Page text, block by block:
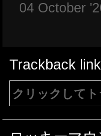
04 October
Trackback
クリックして